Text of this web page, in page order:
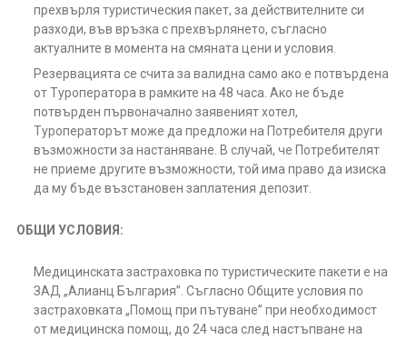
прехвърля туристическия пакет, за действителните си
разходи, във връзка с прехвърлянето, съгласно
актуалните в момента на смяната цени и условия.
Резервацията се счита за валидна само ако е потвърдена
от Туроператора в рамките на 48 часа. Ако не бъде
потвърден първоначално заявеният хотел,
Туроператорът може да предложи на Потребителя други
възможности за настаняване. В случай, че Потребителят
не приеме другите възможности, той има право да изиска
да му бъде възстановен заплатения депозит.
ОБЩИ УСЛОВИЯ:
Медицинската застраховка по туристическите пакети е на
ЗАД „Алианц България”. Съгласно Общите условия по
застраховката „Помощ при пътуване” при необходимост
от медицинска помощ, до 24 часа след настъпване на